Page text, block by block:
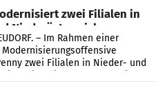
zwei Filialen in
Niederösterreich
– Im Rahmen einer
zwei Filialen in Nieder- und